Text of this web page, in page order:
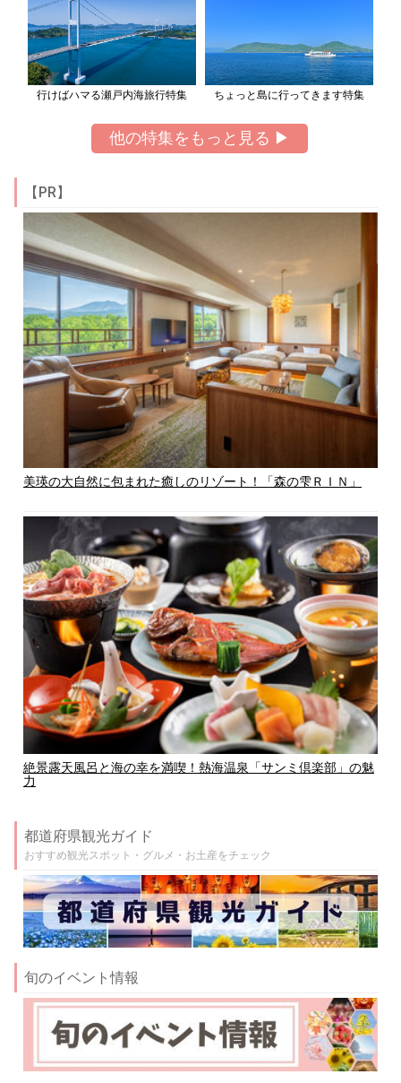
行けばハマる瀬戸内海旅行特集 ちょっと島に行ってきます特集
他の特集をもっと見る ▶
【PR】
美瑛の大自然に包まれた癒しのリゾート！「森の雫ＲＩＮ」
絶景露天風呂と海の幸を満喫！熱海温泉「サンミ倶楽部」の魅
力
都道府県観光ガイド
おすすめ観光スポット・グルメ・お土産をチェック
旬のイベント情報